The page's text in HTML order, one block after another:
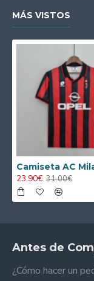
MÁS VISTOS
23.90€ 31.00€
Antes de
¿Cómo hacer un